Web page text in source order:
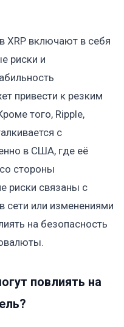
XRP включают в себя
риски и
привести к резким
того, Ripple,
с
в США, где её
стороны
риски связаны с
или изменениями
на безопасность
повлиять на